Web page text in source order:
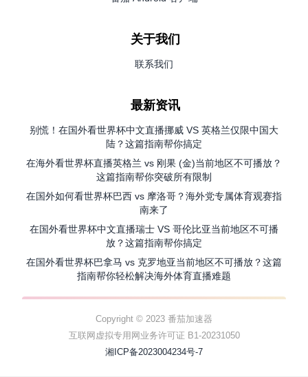
关于我们
联系我们
最新资讯
别慌！在国外看世界杯中文直播挪威 VS 英格兰仅限中国大
陆？这篇指南帮你搞定
在海外看世界杯直播英格兰 vs 刚果 (金)当前地区不可播放？
这篇指南帮你突破所有限制
在国外如何看世界杯巴西 vs 摩洛哥？海外党专属体育观赛指
南来了
在国外看世界杯中文直播瑞士 VS 哥伦比亚当前地区不可播
放？这篇指南帮你搞定
在国外看世界杯巴拿马 vs 克罗地亚当前地区不可播放？这篇
指南帮你轻松解决海外体育直播难题
Copyright © 2023 番茄加速器
互联网虚拟专用网业务许可证 B1-20231050
湘ICP备2023004234号-7